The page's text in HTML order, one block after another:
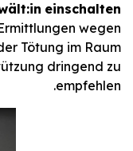
einschalten?
wegen
Tötung im Raum
dringend zu
empfehlen.